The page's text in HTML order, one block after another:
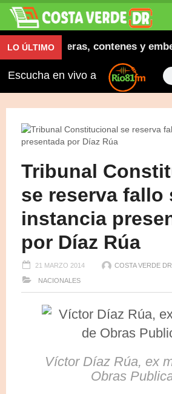
LO ÚLTIMOaceras, contenes y
Escucha en vivo a
Tribunal
se reserva fallo
instancia
por Díaz Rúa
21 MARZO 2014 COSTA VERDE DR
NACIONALES
Víctor Díaz Rúa, ex
Obras